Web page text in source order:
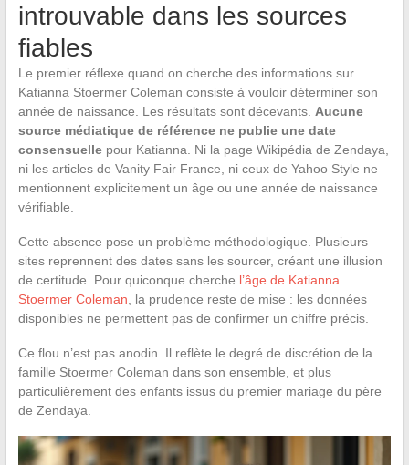
introuvable dans les sources
fiables
Le premier réflexe quand on cherche des informations sur
Katianna Stoermer Coleman consiste à vouloir déterminer son
année de naissance. Les résultats sont décevants. Aucune
source médiatique de référence ne publie une date
consensuellepour Katianna. Ni la page Wikipédia de Zendaya,
ni les articles de Vanity Fair France, ni ceux de Yahoo Style ne
mentionnent explicitement un âge ou une année de naissance
vérifiable.
Cette absence pose un problème méthodologique. Plusieurs
sites reprennent des dates sans les sourcer, créant une illusion
de certitude. Pour quiconque cherche l’âge de Katianna
Stoermer Coleman , la prudence reste de mise : les données
disponibles ne permettent pas de confirmer un chiffre précis.
Ce flou n’est pas anodin. Il reflète le degré de discrétion de la
famille Stoermer Coleman dans son ensemble, et plus
particulièrement des enfants issus du premier mariage du père
de Zendaya.